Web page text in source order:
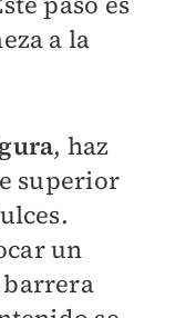
a la
, haz
superior
un